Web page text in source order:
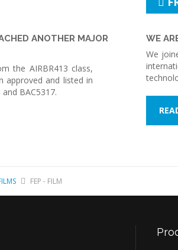
ANOTHER MAJOR
the AIRBR413 class,
approved and listed in
BAC5317.
WE
We
FEP - FILM